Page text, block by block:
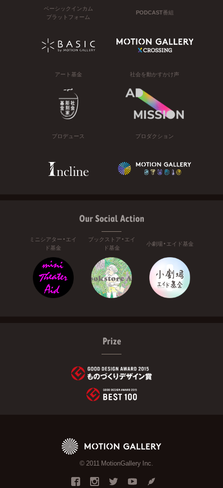
ベーシックインカム
プラットフォーム
PODCAST番組
アート基金 社会を動かすかけ声
プロデュース プロダクション
Our Social Action
ミニシアター・エイ
ド基金
ブックストア・エイ
ド基金
小劇場・エイド基金
Prize
© 2011 MotionGallery Inc.